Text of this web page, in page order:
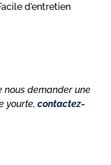
nous demander une
yourte, contactez-
d'entretien